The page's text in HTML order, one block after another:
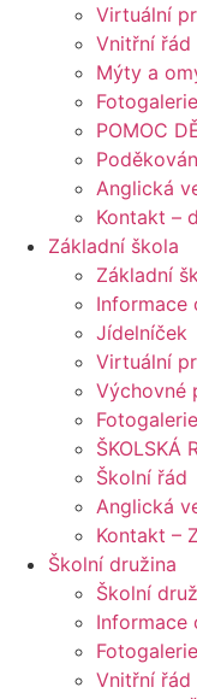
Virtuální
Vnitřní řád
Mýty a
POMOC
Anglická
Kontakt –
Základní škola
Základní
Informace
Jídelníček
Virtuální
Výchovné
Fotogalerie
ŠKOLSKÁ
Školní řád
Anglická
Kontakt –
Školní družina
Školní
Informace
Vnitřní řád